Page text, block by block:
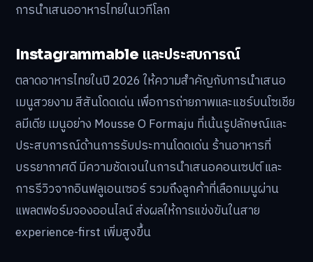
การนำเสนออาหารไทยในเวทีโลก
Instagrammable และประสบการณ์
ตลาดอาหารไทยในปี 2026 ให้ความสำคัญกับการนำเสนอ
เมนูสวยงาม สีสันโดดเด่น เพื่อการถ่ายภาพและแชร์บนโซเชีย
ลมีเดีย เมนูอย่าง Mousse O Formaju ที่เน้นรูปลักษณ์และ
ประสบการณ์ด้านการรับประทานโดดเด่น ร้านอาหารที่
บรรยากาศดี มีความชัดเจนในการนำเสนอคอนเซปต์ และ
การรีวิวจากอินฟลูเอนเซอร์ รวมถึงลูกค้าที่เลือกเมนูผ่าน
แพลตฟอร์มจองออนไลน์ ส่งผลให้การแข่งขันในสาย
experience-first เพิ่มสูงขึ้น